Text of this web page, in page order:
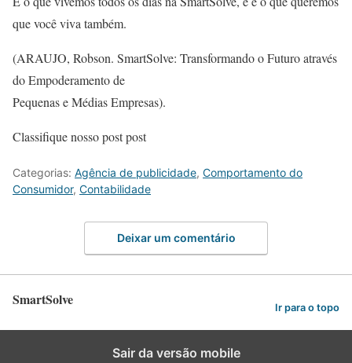
que você viva também.
(ARAUJO, Robson. SmartSolve: Transformando o Futuro através
do Empoderamento de
Pequenas e Médias Empresas).
Classifique nosso post post
Categorias: Agência de publicidade, Comportamento do
Consumidor, Contabilidade
Deixar um comentário
SmartSolve Ir para o topo
Sair da versão mobile